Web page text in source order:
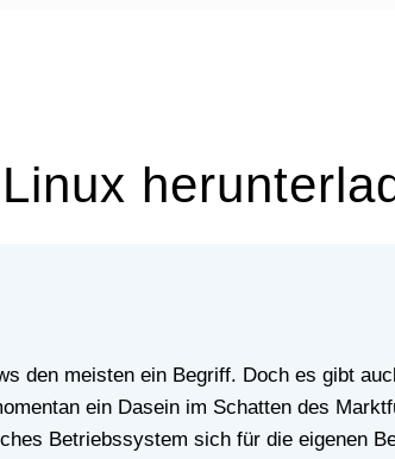
ein Dasein im Schatten des
Betriebssystem sich für die eigenen